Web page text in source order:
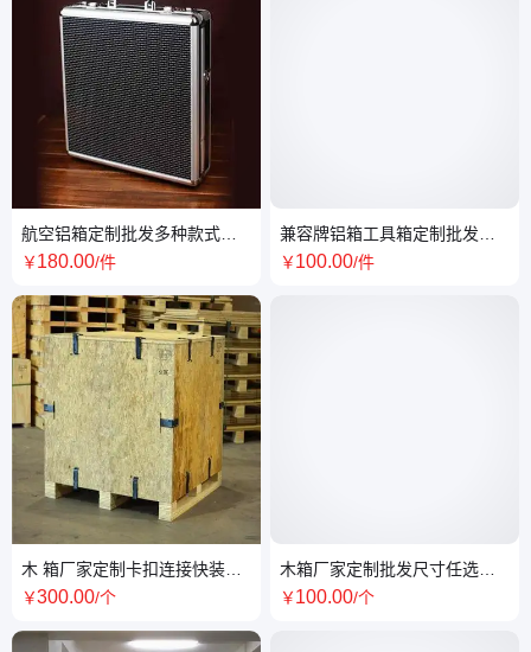
航空铝箱定制批发多种款式工
具箱密码箱精密设备包装
￥180.00/件
木 箱厂家定制卡扣连接快装箱
免熏蒸木箱卡扣箱
￥300.00/个
兼容牌铝箱工具箱定制批发尺
寸任选电工手提箱维修工具 箱
￥100.00/件
木箱厂家定制批发尺寸任选出
口钢边箱免熏蒸钢带箱
￥100.00/个